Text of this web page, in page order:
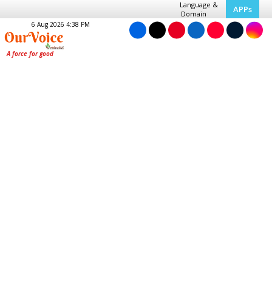
Language &
Domain
APPs
6 Aug 2026 4:38 PM